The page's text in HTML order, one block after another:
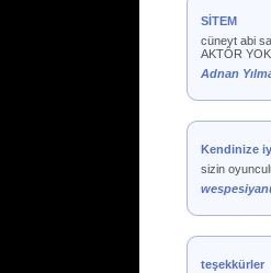
SİTEM
cüneyt abi
AKTÖR
Adnan
Kendinize
sizin
teşekkürler